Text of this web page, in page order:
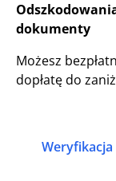
dokumenty
Możesz
dopłatę do